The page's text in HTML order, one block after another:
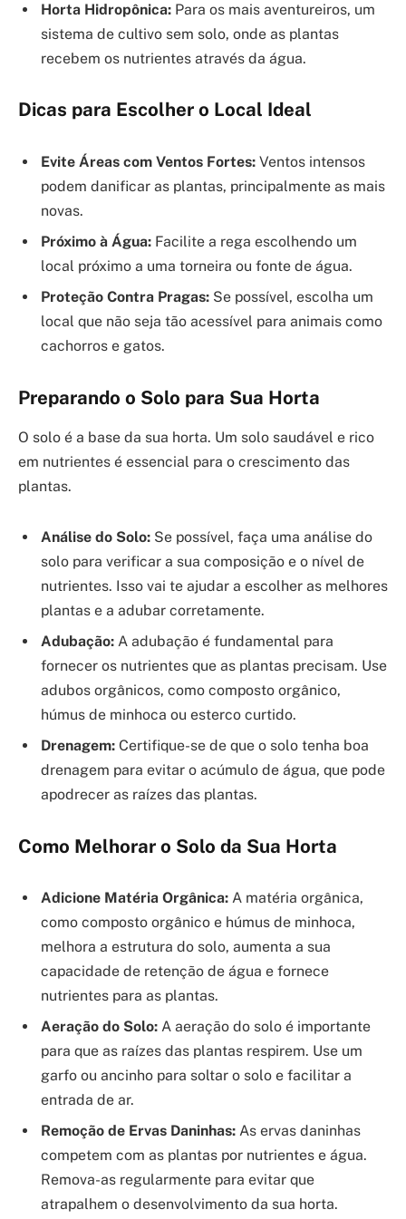
Horta Hidropônica: Para os mais aventureiros, um
sistema de cultivo sem solo, onde as plantas
recebem os nutrientes através da água.
Dicas para Escolher o Local Ideal
Evite Áreas com Ventos Fortes: Ventos intensos
podem danificar as plantas, principalmente as mais
novas.
Próximo à Água: Facilite a rega escolhendo um
local próximo a uma torneira ou fonte de água.
Proteção Contra Pragas: Se possível, escolha um
local que não seja tão acessível para animais como
cachorros e gatos.
Preparando o Solo para Sua Horta
O solo é a base da sua horta. Um solo saudável e rico
em nutrientes é essencial para o crescimento das
plantas.
Análise do Solo: Se possível, faça uma análise do
solo para verificar a sua composição e o nível de
nutrientes. Isso vai te ajudar a escolher as melhores
plantas e a adubar corretamente.
Adubação: A adubação é fundamental para
fornecer os nutrientes que as plantas precisam. Use
adubos orgânicos, como composto orgânico,
húmus de minhoca ou esterco curtido.
Drenagem: Certifique-se de que o solo tenha boa
drenagem para evitar o acúmulo de água, que pode
apodrecer as raízes das plantas.
Como Melhorar o Solo da Sua Horta
Adicione Matéria Orgânica: A matéria orgânica,
como composto orgânico e húmus de minhoca,
melhora a estrutura do solo, aumenta a sua
capacidade de retenção de água e fornece
nutrientes para as plantas.
Aeração do Solo: A aeração do solo é importante
para que as raízes das plantas respirem. Use um
garfo ou ancinho para soltar o solo e facilitar a
entrada de ar.
Remoção de Ervas Daninhas: As ervas daninhas
competem com as plantas por nutrientes e água.
Remova-as regularmente para evitar que
atrapalhem o desenvolvimento da sua horta.